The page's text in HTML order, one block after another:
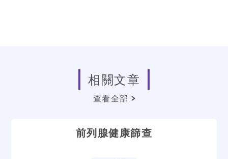
相關文章
查看全部
前列腺健康篩查